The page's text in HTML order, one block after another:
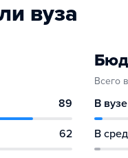
вуза
89
62
Всего
В вузе
В